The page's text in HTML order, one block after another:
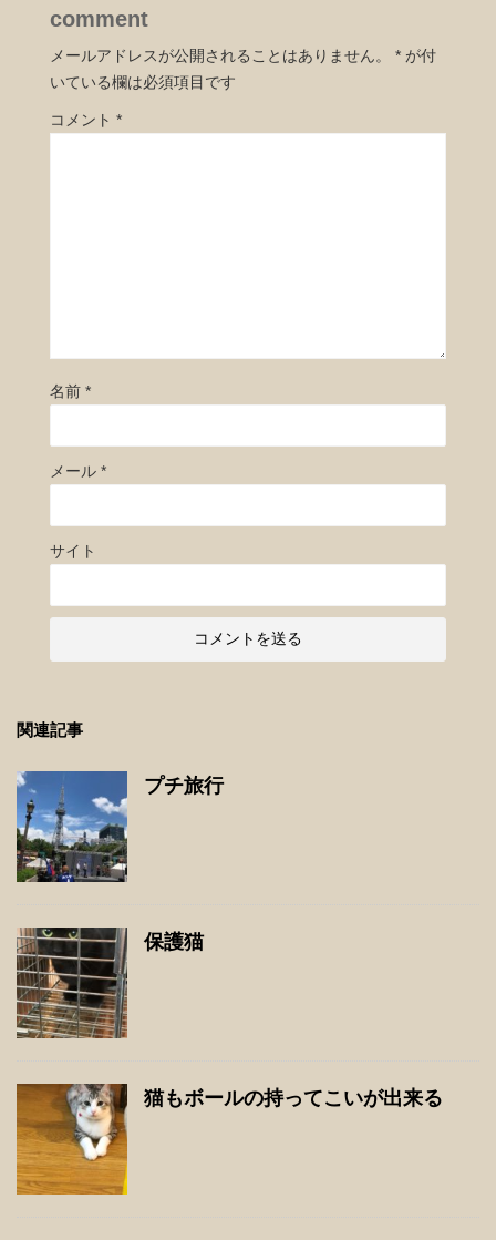
comment
メールアドレスが公開されることはありません。 * が付
いている欄は必須項目です
コメント *
名前 *
メール *
サイト
関連記事
プチ旅行
保護猫
猫もボールの持ってこいが出来る